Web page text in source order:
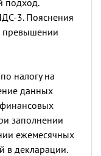
подход.
3. Пояснения
превышении
налогу на
данных
заполнении
ежемесячных
в декларации.